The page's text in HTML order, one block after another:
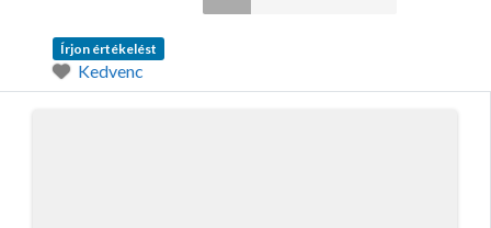
Írjon értékelést
Kedvenc